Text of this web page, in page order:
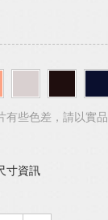
有些色差，請以實
寸資訊